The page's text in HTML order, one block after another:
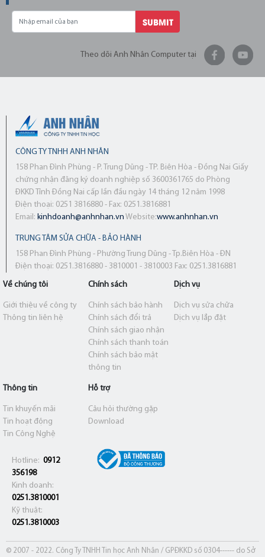
SUBMIT
Theo dõi Anh Nhân Computer tại
CÔNG TY TNHH ANH NHÂN
158 Phan Đình Phùng - P. Trung Dũng - TP. Biên Hòa - Đồng Nai Giấy
chứng nhận đăng ký doanh nghiệp số 3600361765 do Phòng
ĐKKD Tỉnh Đồng Nai cấp lần đầu ngày 14 tháng 12 năm 1998
Điện thoại: 0251 3816880 - Fax: 0251.3816881
Email: kinhdoanh@anhnhan.vn Website:www.anhnhan.vn
TRUNG TÂM SỬA CHỮA - BẢO HÀNH
158 Phan Đình Phùng - Phường Trung Dũng - Tp.Biên Hòa - ĐN
Điện thoại: 0251.3816880 - 3810001 - 3810003 Fax: 0251.3816881
Về chúng tôi
Giới thiệu về công ty
Thông tin liên hệ
Chính sách
Chính sách bảo hành
Chính sách đổi trả
Chính sách giao nhận
Chính sách thanh toán
Chính sách bảo mật
thông tin
Dịch vụ
Dịch vụ sửa chữa
Dịch vụ lắp đặt
Thông tin
Tin khuyến mãi
Tin hoạt động
Tin Công Nghệ
Hỗ trợ
Câu hỏi thường gặp
Download
Hotline: 0912
356198
Kinh doanh:
0251.3810001
Kỹ thuật:
0251.3810003
© 2007 - 2022. Công Ty TNHH Tin học Anh Nhân / GPĐKKD số 0304------ do Sở